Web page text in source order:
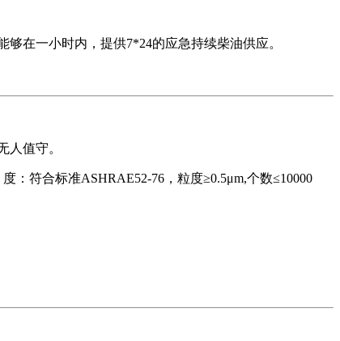
在一小时内，提供7*24的应急持续柴油供应。
人值守。
符合标准ASHRAE52-76，粒度≥0.5μm,个数≤10000